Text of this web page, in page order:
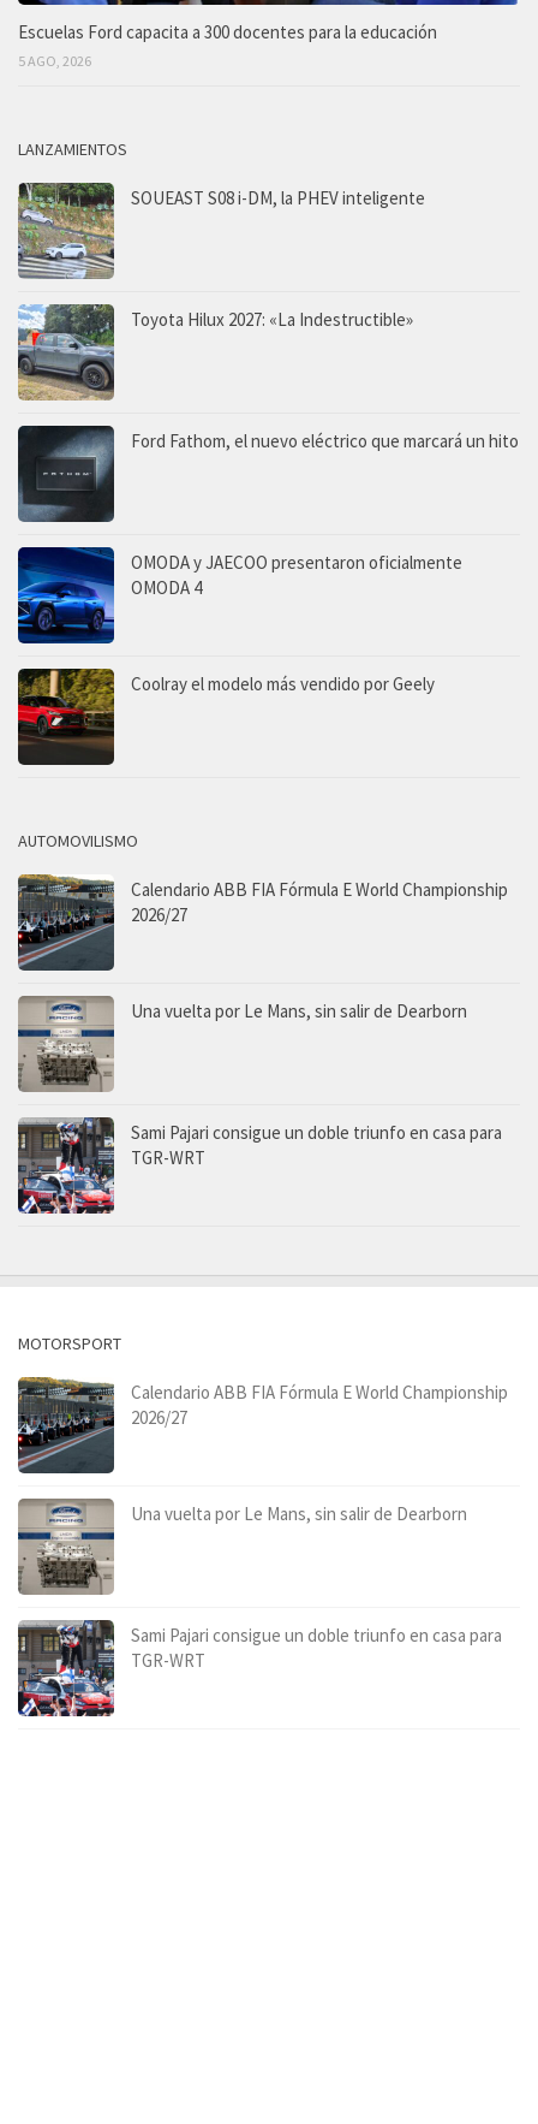
Escuelas Ford capacita a 300 docentes para la educación
5 AGO, 2026
LANZAMIENTOS
SOUEAST S08 i-DM, la PHEV inteligente
Toyota Hilux 2027: «La Indestructible»
Ford Fathom, el nuevo eléctrico que marcará un hito
OMODA y JAECOO presentaron oficialmente
OMODA 4
Coolray el modelo más vendido por Geely
AUTOMOVILISMO
Calendario ABB FIA Fórmula E World Championship
2026/27
Una vuelta por Le Mans, sin salir de Dearborn
Sami Pajari consigue un doble triunfo en casa para
TGR-WRT
MOTORSPORT
Calendario ABB FIA Fórmula E World Championship
2026/27
Una vuelta por Le Mans, sin salir de Dearborn
Sami Pajari consigue un doble triunfo en casa para
TGR-WRT